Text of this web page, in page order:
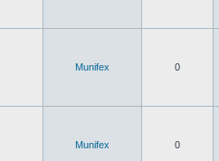
Munifex 0
Munifex 0